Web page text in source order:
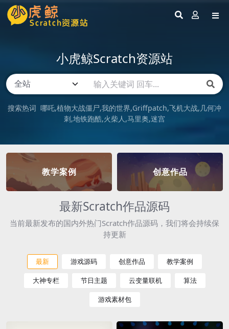
小虎鲸Scratch资源站
搜索热词 哪吒 植物大战僵尸 我的世界 Griffpatch 飞机大战 几何冲
刺 地铁跑酷 火柴人 马里奥 迷宫
教学案例 创意作品
最新Scratch作品源码
当前最新发布的国内外热门Scratch作品源码，我们将会持续保
持更新
最新 游戏源码 创意作品 教学案例
大神专栏 节日主题 云变量联机 算法
游戏素材包